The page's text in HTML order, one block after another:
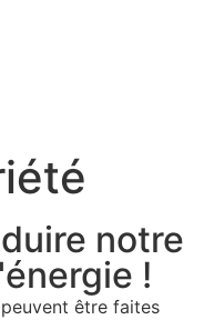
notre
!
être faites